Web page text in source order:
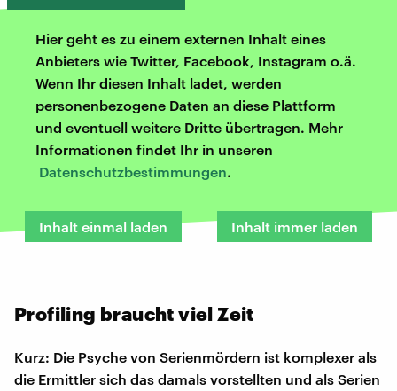
Hier geht es zu einem externen Inhalt eines
Anbieters wie Twitter, Facebook, Instagram o.ä.
Wenn Ihr diesen Inhalt ladet, werden
personenbezogene Daten an diese Plattform
und eventuell weitere Dritte übertragen. Mehr
Informationen findet Ihr in unseren
Datenschutzbestimmungen.
Inhalt einmal laden Inhalt immer laden
Profiling braucht viel Zeit
Kurz: Die Psyche von Serienmördern ist komplexer als
die Ermittler sich das damals vorstellten und als Serien